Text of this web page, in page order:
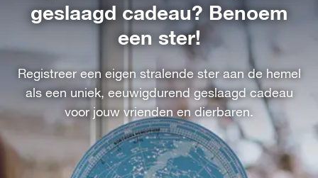
geslaagd cadeau? Benoem
een ster!
Registreer een eigen stralende ster aan de hemel
als een uniek, eeuwigdurend geslaagd cadeau
voor jouw vrienden en dierbaren.